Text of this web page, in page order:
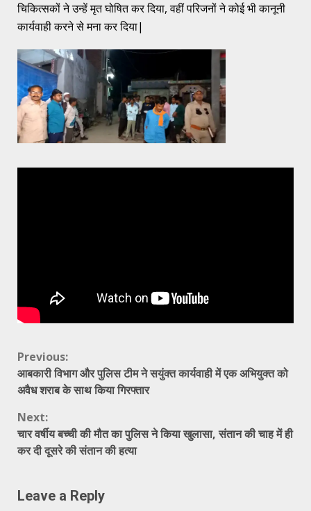
चिकित्सकों ने उन्हें मृत घोषित कर दिया, वहीं परिजनों ने कोई भी कानूनी
कार्यवाही करने से मना कर दिया|
Continue
Reading
Previous:
आबकारी विभाग और पुलिस टीम ने सयुंक्त कार्यवाही में एक अभियुक्त को
अवैध शराब के साथ किया गिरफ्तार
Next:
चार वर्षीय बच्ची की मौत का पुलिस ने किया खुलासा, संतान की चाह में ही
कर दी दूसरे की संतान की हत्या
Leave a Reply